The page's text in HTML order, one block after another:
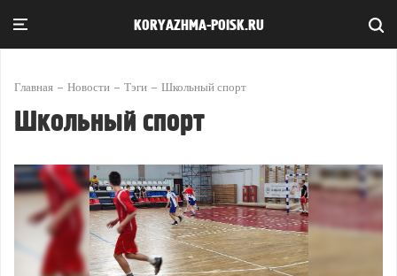
KORYAZHMA-POISK.RU
Главная Новости Тэги Школьный спорт
Школьный спорт